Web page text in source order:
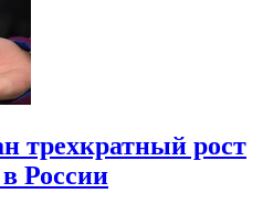
трехкратный рост
России